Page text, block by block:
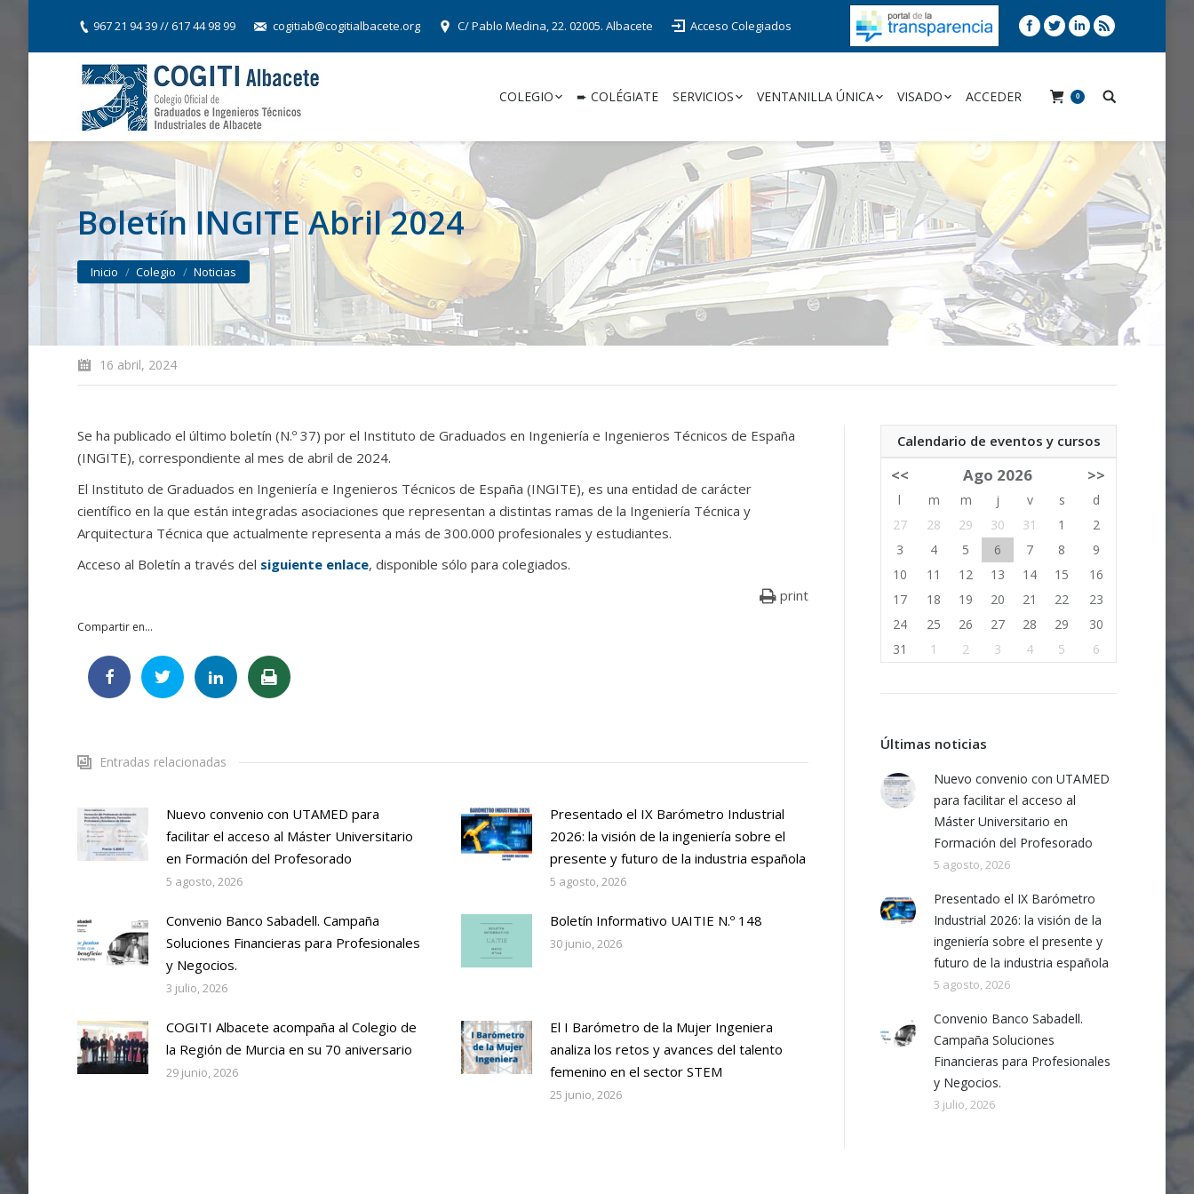
967 21 94 39 // 617 44 98 99 cogitiab@cogitialbacete.org C/ Pablo Medina, 22. 02005. Albacete Acceso Colegiados
COLEGIO ➨ COLÉGIATE SERVICIOS VENTANILLA ÚNICA VISADO ACCEDER 0
Boletín INGITE Abril 2024
You are here:
Inicio Colegio Noticias
16 abril, 2024
Se ha publicado el último boletín (N.º 37) por el Instituto de Graduados en Ingeniería e Ingenieros Técnicos de España
(INGITE), correspondiente al mes de abril de 2024.
El Instituto de Graduados en Ingeniería e Ingenieros Técnicos de España (INGITE), es una entidad de carácter
científico en la que están integradas asociaciones que representan a distintas ramas de la Ingeniería Técnica y
Arquitectura Técnica que actualmente representa a más de 300.000 profesionales y estudiantes.
Acceso al Boletín a través del siguiente enlace, disponible sólo para colegiados.
print
Compartir en...
Entradas relacionadas
Nuevo convenio con UTAMED para
facilitar el acceso al Máster Universitario
en Formación del Profesorado
5 agosto, 2026
Presentado el IX Barómetro Industrial
2026: la visión de la ingeniería sobre el
presente y futuro de la industria española
5 agosto, 2026
Convenio Banco Sabadell. Campaña
Soluciones Financieras para Profesionales
y Negocios.
3 julio, 2026
Boletín Informativo UAITIE N.º 148
30 junio, 2026
COGITI Albacete acompaña al Colegio de
la Región de Murcia en su 70 aniversario
29 junio, 2026
El I Barómetro de la Mujer Ingeniera
analiza los retos y avances del talento
femenino en el sector STEM
25 junio, 2026
Calendario de eventos y cursos
<< Ago 2026 >>
l m m j v s
d
27
28 29 30 31 1
2
3
4 5 6 7 8
9
10
11 12 13 14 15
16
17
18 19 20 21 22
23
24
25 26 27 28 29
30
31
1 2 3 4 5 6
Últimas noticias
Nuevo convenio con UTAMED
para facilitar el acceso al
Máster Universitario en
Formación del Profesorado
5 agosto, 2026
Presentado el IX Barómetro
Industrial 2026: la visión de la
ingeniería sobre el presente y
futuro de la industria española
5 agosto, 2026
Convenio Banco Sabadell.
Campaña Soluciones
Financieras para Profesionales
y Negocios.
3 julio, 2026